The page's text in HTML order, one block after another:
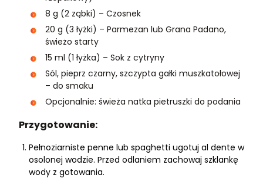
8 g (2 ząbki) – Czosnek
20 g (3 łyżki) – Parmezan lub Grana Padano,
świeżo starty
15 ml (1 łyżka) – Sok z cytryny
Sól, pieprz czarny, szczypta gałki muszkatołowej
– do smaku
Opcjonalnie: świeża natka pietruszki do podania
Przygotowanie:
Pełnoziarniste penne lub spaghetti ugotuj al dente w
osolonej wodzie. Przed odlaniem zachowaj szklankę
wody z gotowania.